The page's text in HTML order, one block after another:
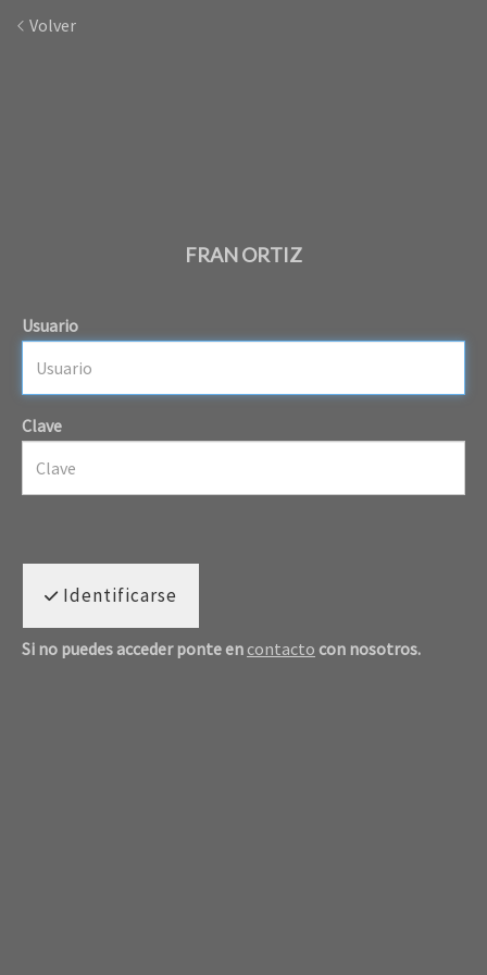
Volver
FRAN ORTIZ
Usuario
Clave
Identificarse
Si no puedes acceder ponte en contacto con nosotros.